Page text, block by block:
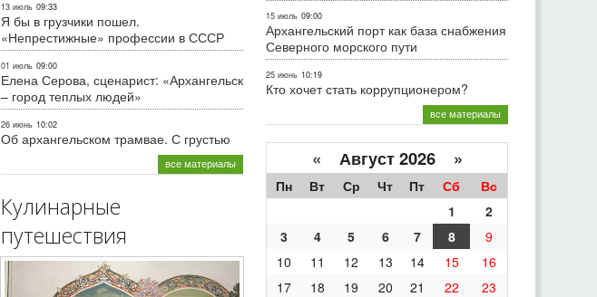
13 июль 09:33
Я бы в грузчики пошел.
«Непрестижные» профессии в СССР
01 июль 09:00
Елена Серова, сценарист: «Архангельск
– город теплых людей»
26 июнь 10:02
Об архангельском трамвае. С грустью
все материалы
Кулинарные
путешествия
15 июль 09:00
Архангельский порт как база снабжения
Северного морского пути
25 июнь 10:19
Кто хочет стать коррупционером?
все материалы
« Август 2026 »
Пн Вт Ср Чт Пт Сб
Вс
1
2
3
4 5 6 7 8
9
10
11 12 13 14 15
16
17
18 19 20 21 22
23